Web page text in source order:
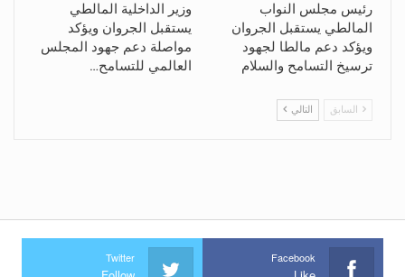
رئيس مجلس النواب
المالطي يستقبل الجروان
ويؤكد دعم مالطا لجهود
ترسيخ التسامح والسلام
وزير الداخلية المالطي
يستقبل الجروان ويؤكد
مواصلة دعم جهود المجلس
العالمي للتسامح…
السابق التالي
Facebook
Twitter